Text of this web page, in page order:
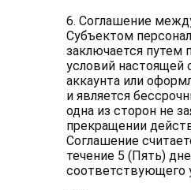
6. Соглашение
Субъектом
заключается путем
условий настоящей
аккаунта или
и является
одна из сторон не
прекращении
Соглашение
течение 5 (Пять)
соответствующего